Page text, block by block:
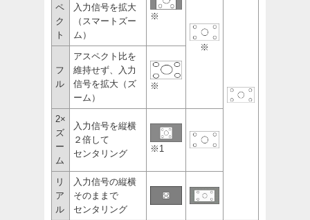
ペ
ク
ト
入力信号を拡大
（スマートズー
ム）
※
※
フ
ル
アスペクト比を
維持せず、入力
信号を拡大（ズ
ーム）
※
2×
ズ
ー
ム
入力信号を縦横
２倍して
センタリング
※1
リ
ア
ル
入力信号の縦横
そのままで
センタリング